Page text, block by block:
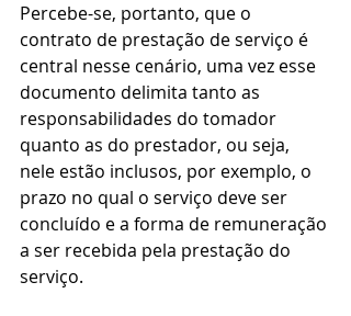
Percebe-se, portanto, que o
contrato de prestação de serviço é
central nesse cenário, uma vez esse
documento delimita tanto as
responsabilidades do tomador
quanto as do prestador, ou seja,
nele estão inclusos, por exemplo, o
prazo no qual o serviço deve ser
concluído e a forma de remuneração
a ser recebida pela prestação do
serviço.